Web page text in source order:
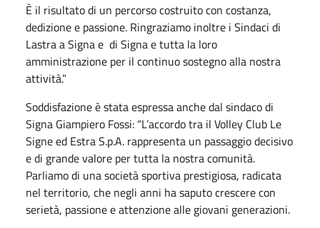
È il risultato di un percorso costruito con costanza,
dedizione e passione. Ringraziamo inoltre i Sindaci di
Lastra a Signa e di Signa e tutta la loro
amministrazione per il continuo sostegno alla nostra
attività.”
Soddisfazione è stata espressa anche dal sindaco di
Signa Giampiero Fossi: “L’accordo tra il Volley Club Le
Signe ed Estra S.p.A. rappresenta un passaggio decisivo
e di grande valore per tutta la nostra comunità.
Parliamo di una società sportiva prestigiosa, radicata
nel territorio, che negli anni ha saputo crescere con
serietà, passione e attenzione alle giovani generazioni.